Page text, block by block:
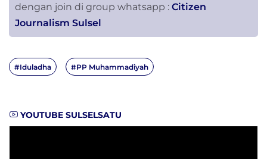
dengan join di group whatsapp : Citizen
Journalism Sulsel
#Iduladha #PP Muhammadiyah
YOUTUBE SULSELSATU